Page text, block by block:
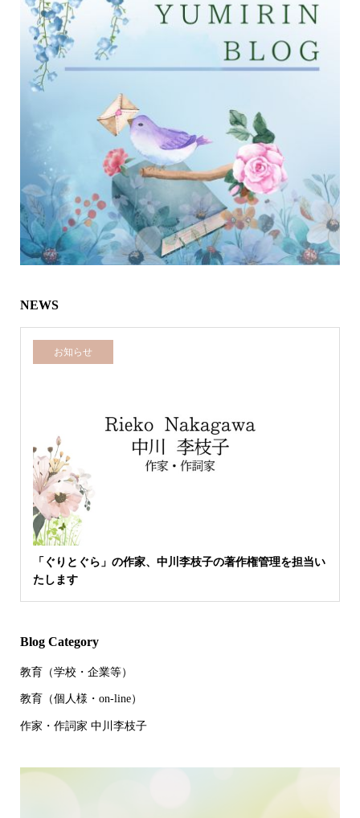
NEWS
お知らせ
「ぐりとぐら」の作家、中川李枝子の著作権管理を担当い
たします
Blog Category
教育（学校・企業等）
教育（個人様・on-line）
作家・作詞家 中川李枝子